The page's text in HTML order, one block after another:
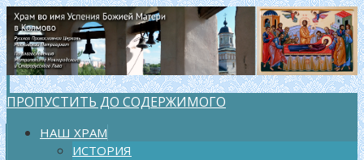
ПРОПУСТИТЬ ДО СОДЕРЖИМОГО
НАШ ХРАМ
ИСТОРИЯ